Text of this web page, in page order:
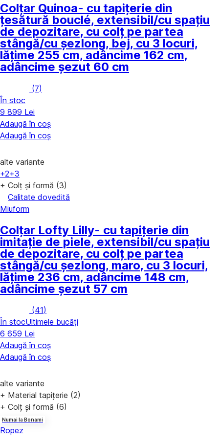
Colțar Quinoa- cu tapițerie din
țesătură bouclé, extensibil/cu spațiu
de depozitare, cu colț pe partea
stângă/cu șezlong, bej, cu 3 locuri,
lățime 255 cm, adâncime 162 cm,
adâncime șezut 60 cm
(7)
În stoc
9 899 Lei
Adaugă în coș
Adaugă în coș
alte variante
+2+3
+ Colț și formă (3)
Calitate dovedită
Miuform
Colțar Lofty Lilly- cu tapițerie din
imitație de piele, extensibil/cu spațiu
de depozitare, cu colț pe partea
stângă/cu șezlong, maro, cu 3 locuri,
lățime 236 cm, adâncime 148 cm,
adâncime șezut 57 cm
(41)
În stocUltimele bucăți
6 659 Lei
Adaugă în coș
Adaugă în coș
alte variante
+ Material tapițerie (2)
+ Colț și formă (6)
Numai la Bonami
Ropez